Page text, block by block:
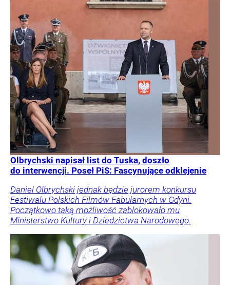
Olbrychski napisał list do Tuska, doszło
do interwencji. Poseł PiS: Fascynujące odklejenie
Daniel Olbrychski jednak będzie jurorem konkursu
Festiwalu Polskich Filmów Fabularnych w Gdyni.
Początkowo taką możliwość zablokowało mu
Ministerstwo Kultury i Dziedzictwa Narodowego.